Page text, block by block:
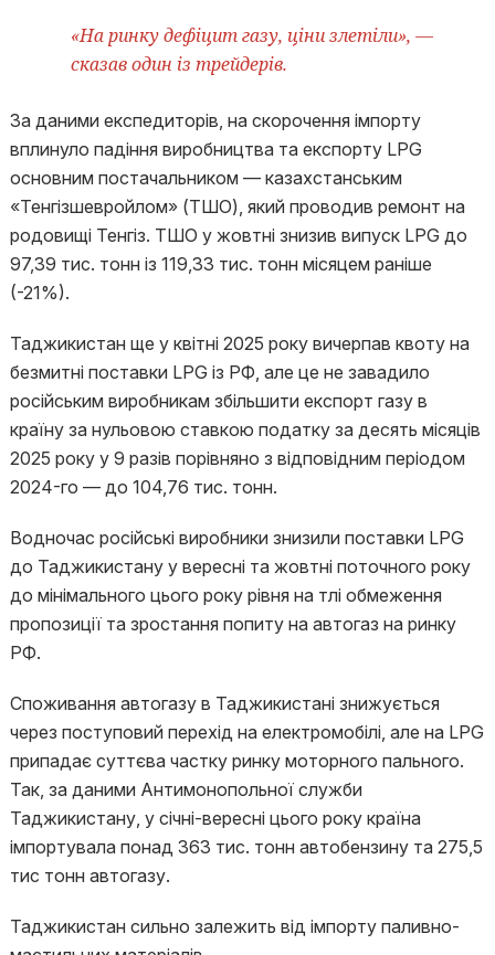
«На ринку дефіцит газу, ціни злетіли», —
сказав один із трейдерів.
За даними експедиторів, на скорочення імпорту
вплинуло падіння виробництва та експорту LPG
основним постачальником — казахстанським
«Тенгізшевройлом» (ТШО), який проводив ремонт на
родовищі Тенгіз. ТШО у жовтні знизив випуск LPG до
97,39 тис. тонн із 119,33 тис. тонн місяцем раніше
(-21%).
Таджикистан ще у квітні 2025 року вичерпав квоту на
безмитні поставки LPG із РФ, але це не завадило
російським виробникам збільшити експорт газу в
країну за нульовою ставкою податку за десять місяців
2025 року у 9 разів порівняно з відповідним періодом
2024-го — до 104,76 тис. тонн.
Водночас російські виробники знизили поставки LPG
до Таджикистану у вересні та жовтні поточного року
до мінімального цього року рівня на тлі обмеження
пропозиції та зростання попиту на автогаз на ринку
РФ.
Споживання автогазу в Таджикистані знижується
через поступовий перехід на електромобілі, але на LPG
припадає суттєва частку ринку моторного пального.
Так, за даними Антимонопольної служби
Таджикистану, у січні-вересні цього року країна
імпортувала понад 363 тис. тонн автобензину та 275,5
тис тонн автогазу.
Таджикистан сильно залежить від імпорту паливно-